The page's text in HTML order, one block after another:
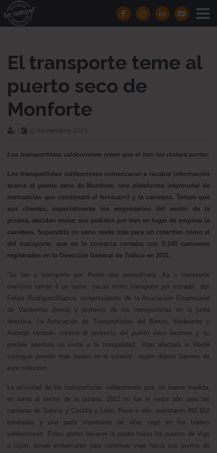
El transporte teme al
puerto seco de
Monforte
11 noviembre 2013
Los transportistas valdeorreses creen que el tren les restará portes.
Los transportistas valdeorreses comenzaron a recabar información
acerca el puerto seco de Monforte, una plataforma intermodal de
mercancías que combinará el ferrocarril y la carretera. Temen que
sus clientes, especialmente los empresarios del sector de la
pizarra, decidan enviar sus pedidos por tren en lugar de emplear la
carretera. Supondría un serio revés más para un colectivo como el
del transporte, que en la comarca contaba con 5.140 camiones
registrados en la Dirección General de Tráfico en 2011.
‘Se fan o transporte por Renfe nos perxudicará. Xa o transporte
marítimo tamén é un lastre, sacan moito transporte por estrada’, dijo
Felipe RodríguezBlanco, vicepresidente de la Asociación Empresarial
de Valdeorras (Aeva) y portavoz de los transportistas en la junta
directiva. La Asociación de Transportistas del Bierzo, Valdeorras y
Astorga también conoce el proyecto del puerto seco lucense y su
posible apertura no invita a la tranquilidad. ‘Algo afectará si Renfe
consigue ponerlo más barato en el exterior’, según dijeron fuentes de
este colectivo.
La actividad de los transportistas valdeorreses gira, en buena medida,
en torno al sector de la pizarra. 2012 no fue el mejor año para las
canteras de Galicia y Castilla y León. Pese a ello, exportaron 491.652
toneladas y una parte importante de ellas viajó en los tráilers
valdeorreses. Estos portes llevaron la piedra hasta los puertos de Vigo
o Gijón, donde embarcaron para continuar viaje hacia sus puntos de